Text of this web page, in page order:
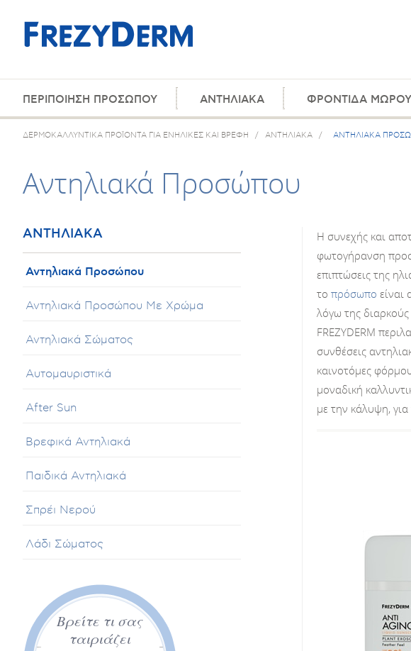
ΠΕΡΙΠΟΙΗΣΗ ΠΡΟΣΩΠΟΥ ΑΝΤΗΛΙΑΚΑ ΦΡΟΝΤΙΔΑ ΜΩΡΟΥ
ΔΕΡΜΟΚΑΛΛΥΝΤΙΚΑ ΠΡΟΪΟΝΤΑ ΓΙΑ ΕΝΗΛΙΚΕΣ ΚΑΙ ΒΡΕΦΗ / ΑΝΤΗΛΙΑΚΑ / ΑΝΤΗΛΙΑΚΑ
Αντηλιακά Προσώπου
Η συνεχής και
φωτογήρανση
επιπτώσεις της
τοπρόσωπο
λόγω της
FREZYDERM
συνθέσεις
καινοτόμες
μοναδική
με την κάλυψη,
ΑΝΤΗΛΙΑΚΑ
Αντηλιακά Προσώπου
Αντηλιακά Προσώπου Με Χρώμα
Αντηλιακά Σώματος
Αυτομαυριστικά
After Sun
Βρεφικά Αντηλιακά
Παιδικά Αντηλιακά
Σπρέι Νερού
Λάδι Σώματος
Βρείτε τι σας
ταιριάζει